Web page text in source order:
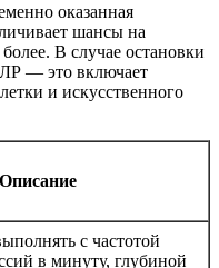
оказанная
шансы на
В случае остановки
— это включает
и искусственного
Описание
с частотой
в минуту, глубиной